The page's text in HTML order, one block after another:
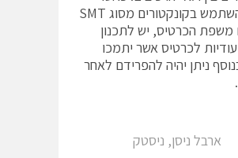
נדרש להשתמש בקונקטורים מסוג SMT
משפת הכרטיס, יש לתכנון
לכרטיס אשר יתמכו
ניתן יהיה להפרידם לאחר
ארבל ניסן, ניסטק